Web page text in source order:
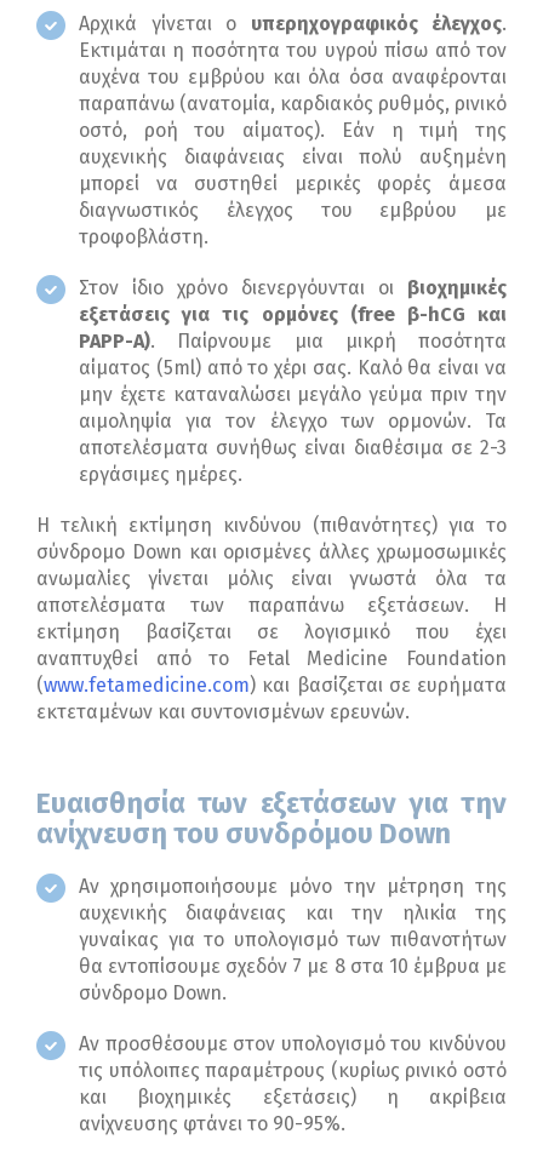
Αρχικά γίνεται ο υπερηχογραφικός έλεγχος.
Εκτιμάται η ποσότητα του υγρού πίσω από τον
αυχένα του εμβρύου και όλα όσα αναφέρονται
παραπάνω (ανατομία, καρδιακός ρυθμός, ρινικό
οστό, ροή του αίματος). Εάν η τιμή της
αυχενικής διαφάνειας είναι πολύ αυξημένη
μπορεί να συστηθεί μερικές φορές άμεσα
διαγνωστικός έλεγχος του εμβρύου με
τροφοβλάστη.
Στον ίδιο χρόνο διενεργόυνται οι βιοχημικές
εξετάσεις για τις ορμόνες (free β-hCG και
PAPP-A). Παίρνουμε μια μικρή ποσότητα
αίματος (5ml) από το χέρι σας. Καλό θα είναι να
μην έχετε καταναλώσει μεγάλο γεύμα πριν την
αιμοληψία για τον έλεγχο των ορμονών. Τα
αποτελέσματα συνήθως είναι διαθέσιμα σε 2-3
εργάσιμες ημέρες.
Η τελική εκτίμηση κινδύνου (πιθανότητες) για το
σύνδρομο Down και ορισμένες άλλες χρωμοσωμικές
ανωμαλίες γίνεται μόλις είναι γνωστά όλα τα
αποτελέσματα των παραπάνω εξετάσεων. Η
εκτίμηση βασίζεται σε λογισμικό που έχει
αναπτυχθεί από το Fetal Medicine Foundation
(www.fetamedicine.com) και βασίζεται σε ευρήματα
εκτεταμένων και συντονισμένων ερευνών.
Ευαισθησία των εξετάσεων για την
ανίχνευση του συνδρόμου Down
Αν χρησιμοποιήσουμε μόνο την μέτρηση της
αυχενικής διαφάνειας και την ηλικία της
γυναίκας για το υπολογισμό των πιθανοτήτων
θα εντοπίσουμε σχεδόν 7 με 8 στα 10 έμβρυα με
σύνδρομο Down.
Αν προσθέσουμε στον υπολογισμό του κινδύνου
τις υπόλοιπες παραμέτρους (κυρίως ρινικό οστό
και βιοχημικές εξετάσεις) η ακρίβεια
ανίχνευσης φτάνει το 90-95%.